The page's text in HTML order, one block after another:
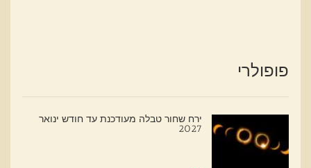
פופולרי
ירח שחור טבלה מעודכנת עד חודש ינואר
2027